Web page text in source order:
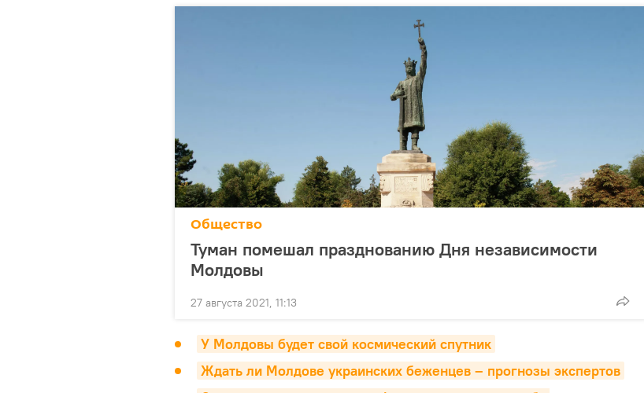
Общество
Туман помешал празднованию Дня независимости
Молдовы
27 августа 2021, 11:13
У Молдовы будет свой космический спутник
Ждать ли Молдове украинских беженцев – прогнозы экспертов